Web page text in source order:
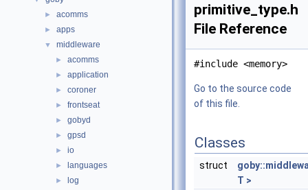
► acomms
► apps
▼ middleware
► acomms
► application
► coroner
► frontseat
► gobyd
► gpsd
► io
► languages
► log
primitive_type.h
File Reference
#include <memory>
Go to the source code
of this file.
Classes
struct
T >